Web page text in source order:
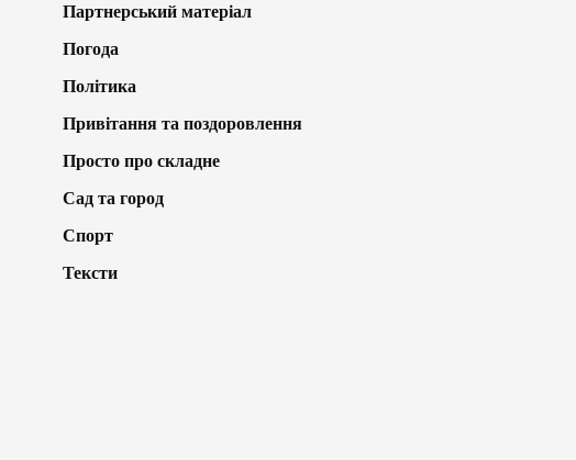
Партнерський матеріал
Погода
Політика
Привітання та поздоровлення
Просто про складне
Сад та город
Спорт
Тексти